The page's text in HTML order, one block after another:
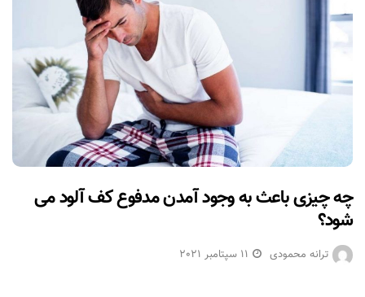
چه چیزی باعث به وجود آمدن مدفوع کف آلود می
شود؟
ترانه محمودی 11 سپتامبر 2021